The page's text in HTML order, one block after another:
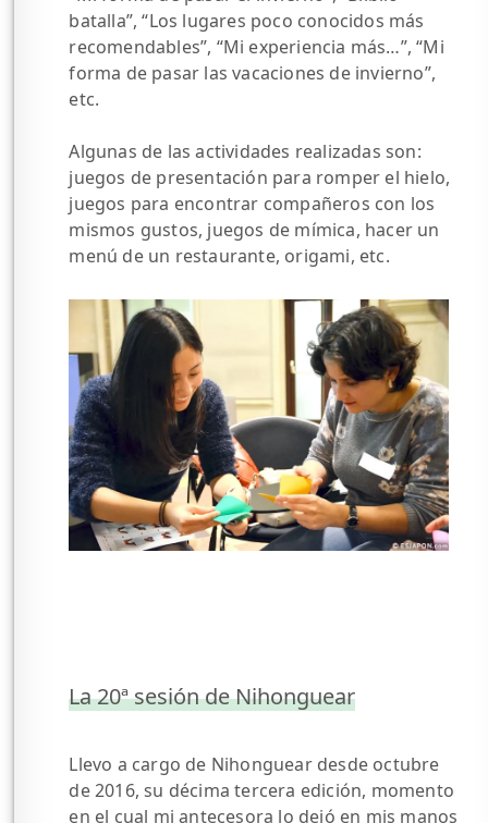
batalla”, “Los lugares poco conocidos más
recomendables”, “Mi experiencia más…”, “Mi
forma de pasar las vacaciones de invierno”,
etc.
Algunas de las actividades realizadas son:
juegos de presentación para romper el hielo,
juegos para encontrar compañeros con los
mismos gustos, juegos de mímica, hacer un
menú de un restaurante, origami, etc.
La 20ª sesión de Nihonguear
Llevo a cargo de Nihonguear desde octubre
de 2016, su décima tercera edición, momento
en el cual mi antecesora lo dejó en mis manos